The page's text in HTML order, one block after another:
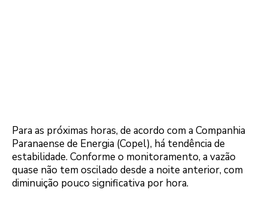
Para as próximas horas, de acordo com a Companhia
Paranaense de Energia (Copel), há tendência de
estabilidade. Conforme o monitoramento, a vazão
quase não tem oscilado desde a noite anterior, com
diminuição pouco significativa por hora.